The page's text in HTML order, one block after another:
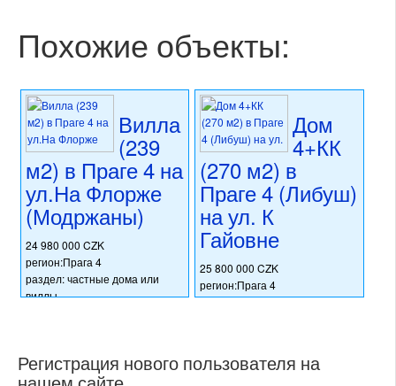
Похожие объекты:
Вилла
(239
м2) в Праге 4 на
ул.На Флорже
(Модржаны)
24 980 000 CZK
регион:Прага 4
раздел: частные дома или
виллы
Дом
4+КК
(270 м2) в
Праге 4 (Либуш)
на ул. К
Гайовне
25 800 000 CZK
регион:Прага 4
раздел: частные дома или
Регистрация нового пользователя на